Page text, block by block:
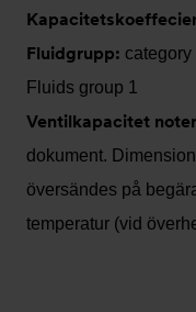
Fluidgrupp: category
Fluids group 1
Ventilkapacitet
dokument.
översändes på
temperatur (vid